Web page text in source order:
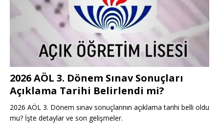
2026 AÖL 3. Dönem Sınav Sonuçları
Açıklama Tarihi Belirlendi mi?
2026 AÖL 3. Dönem sınav sonuçlarının açıklama tarihi belli oldu
mu? İşte detaylar ve son gelişmeler.